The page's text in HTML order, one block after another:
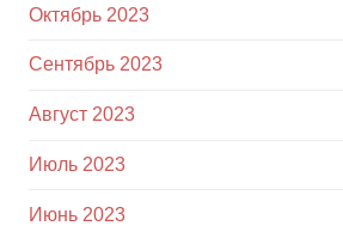
Октябрь 2023
Сентябрь 2023
Август 2023
Июль 2023
Июнь 2023